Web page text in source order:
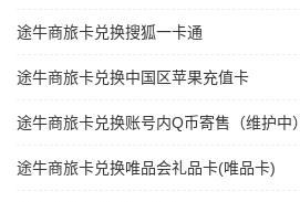
途牛商旅卡兑换搜狐一卡通
途牛商旅卡兑换中国区苹果充值卡
途牛商旅卡兑换账号内Q币寄售（维护中）
途牛商旅卡兑换唯品会礼品卡(唯品卡)